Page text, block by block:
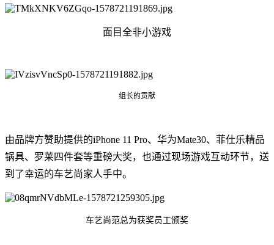
面目全非小游戏
组长的贡献
由品牌方赞助提供的iPhone 11 Pro、华为Mate30、菲仕乐精品
锅具、罗莱四件套等重磅大奖，也通过现场游戏互动环节，送
到了幸运的车艺尚家人手中。
车艺尚范总为获奖员工颁奖